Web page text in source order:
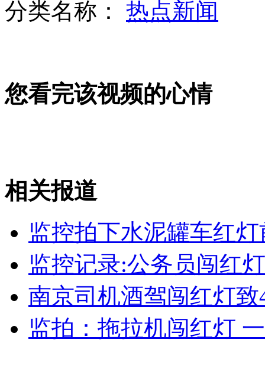
英吹出“导弹风”美国神经紧张
山西运城恶犬咬伤多人 警民合力深夜将其击毙
女孩北京地铁殴打老人 痛下狠手拳打脚踢
分类名称： 热点新闻
您看完该视频的心情
相关报道
监控拍下水泥罐车红
监控记录:公务员闯红
南京司机酒驾闯红灯
监拍：拖拉机闯红灯